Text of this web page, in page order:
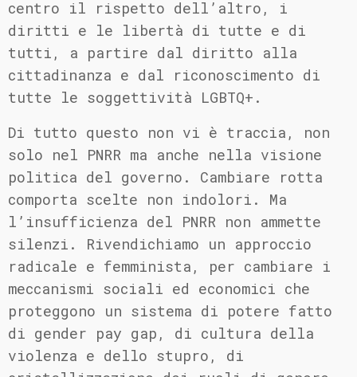
centro il rispetto dell’altro, i
diritti e le libertà di tutte e di
tutti, a partire dal diritto alla
cittadinanza e dal riconoscimento di
tutte le soggettività LGBTQ+.
Di tutto questo non vi è traccia, non
solo nel PNRR ma anche nella visione
politica del governo. Cambiare rotta
comporta scelte non indolori. Ma
l’insufficienza del PNRR non ammette
silenzi. Rivendichiamo un approccio
radicale e femminista, per cambiare i
meccanismi sociali ed economici che
proteggono un sistema di potere fatto
di gender pay gap, di cultura della
violenza e dello stupro, di